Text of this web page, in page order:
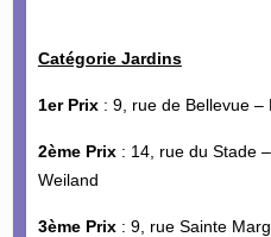
Catégorie Jardins
1er Prix: 9, rue de Bellevue –
2ème Prix: 14, rue du Stade
Weiland
3ème Prix: 9, rue Sainte